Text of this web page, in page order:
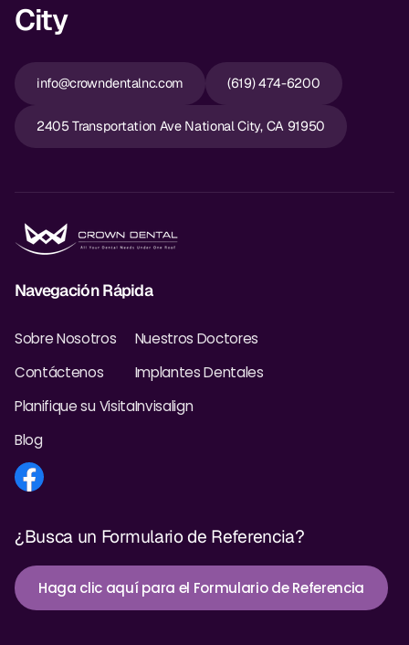
Invisalign
DOCTORES
Dr. Douglas Ness
Dr. Hassan Haidar
Dr. Allen Newman
Dr. Marco Casco
City
info@crowndentalnc.com (619) 474-6200
2405 Transportation Ave National City, CA 91950
Navegación Rápida
Sobre Nosotros
Contáctenos
Planifique su Visita
Blog
Nuestros Doctores
Implantes Dentales
Invisalign
¿Busca un Formulario de Referencia?
Haga clic aquí para el Formulario de Referencia